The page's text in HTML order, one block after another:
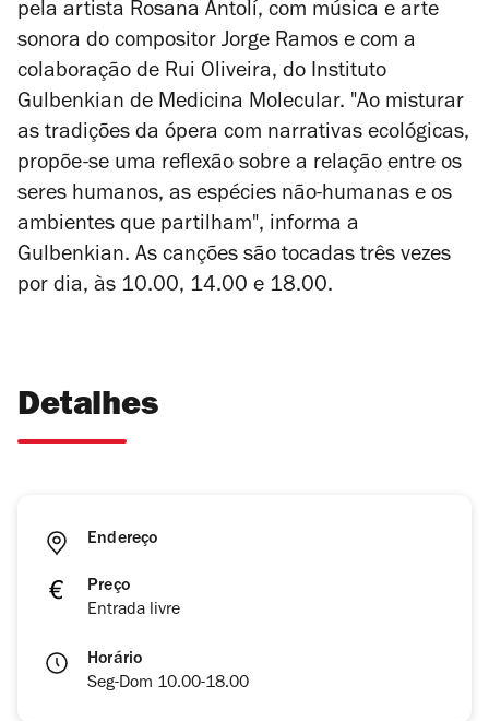
pela artista Rosana Antolí, com música e arte
sonora do compositor Jorge Ramos e com a
colaboração de Rui Oliveira, do Instituto
Gulbenkian de Medicina Molecular. "Ao misturar
as tradições da ópera com narrativas ecológicas,
propõe-se uma reflexão sobre a relação entre os
seres humanos, as espécies não-humanas e os
ambientes que partilham", informa a
Gulbenkian. As canções são tocadas três vezes
por dia, às 10.00, 14.00 e 18.00.
Detalhes
Endereço
Preço
Entrada livre
Horário
Seg-Dom 10.00-18.00